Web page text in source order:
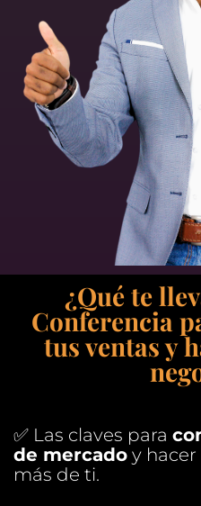
¿Qué te
Conferencia
tus ventas y
✅ Las claves para
de mercado y
más de ti.